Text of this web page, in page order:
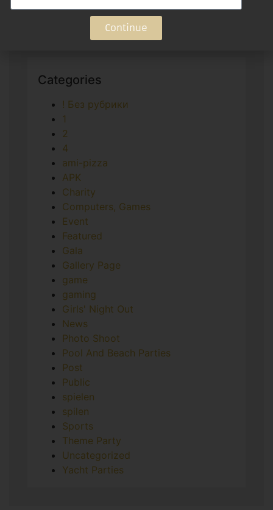
Categories
! Без рубрики
1
2
4
ami-pizza
APK
Charity
Computers, Games
Event
Featured
Gala
Gallery Page
game
gaming
Girls' Night Out
News
Photo Shoot
Pool And Beach Parties
Post
Public
spielen
spilen
Sports
Theme Party
Uncategorized
Yacht Parties
Continue